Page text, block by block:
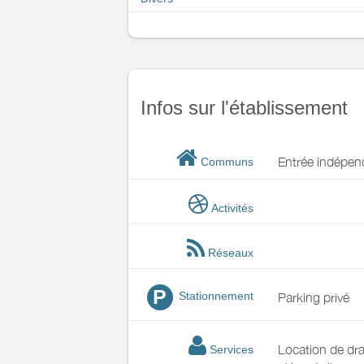
Infos sur l'établissement
Communs Entrée
Activités
Réseaux
P Stationnement Parking privé
Services
Location de